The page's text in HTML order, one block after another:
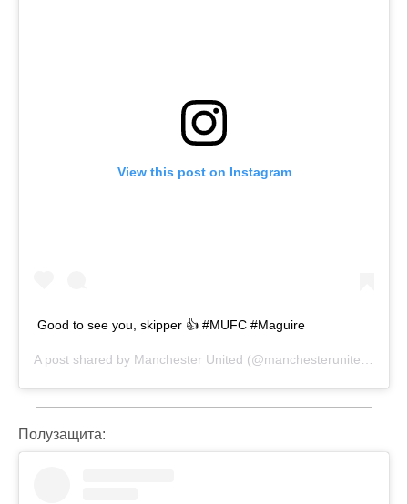
View this post on Instagram
Good to see you, skipper 👍 #MUFC #Maguire
A post shared by Manchester United (@manchesterunited) on
Полузащита: